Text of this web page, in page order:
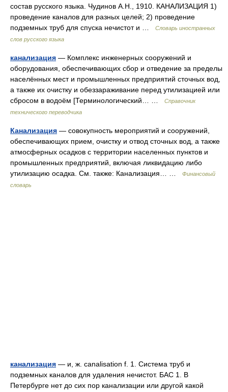
состав русского языка. Чудинов А.Н., 1910. КАНАЛИЗАЦИЯ 1)
проведение каналов для разных целей; 2) проведение
подземных труб для спуска нечистот и …
Словарь иностранных
слов русского языка
канализация — Комплекс инженерных сооружений и
оборудования, обеспечивающих сбор и отведение за пределы
населённых мест и промышленных предприятий сточных вод,
а также их очистку и обеззараживание перед утилизацией или
сбросом в водоём [Терминологический… …
Справочник
технического переводчика
Канализация — совокупность мероприятий и сооружений,
обеспечивающих прием, очистку и отвод сточных вод, а также
атмосферных осадков с территории населенных пунктов и
промышленных предприятий, включая ликвидацию либо
утилизацию осадка. См. также: Канализация… …
Финансовый
словарь
канализация — и, ж. canalisation f. 1. Система труб и
подземных каналов для удаления нечистот. БАС 1. В
Петербурге нет до сих пор канализации или другой какой